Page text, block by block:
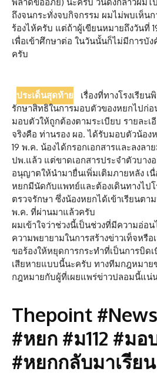
ถึงจนกระทั่งจบกิจกรรม ผมไม่พบเห็น
ร้องไห้ครับ แต่ถ้าผู้เขียนหมายถึงวันที่
เพื่อเข้าศึกษาต่อ ในวันนั้นก็ไม่มีการบั
ครับ
ประเด็นสุดท้าย
เรื่องที่ทางโรงเรีย
รักษาสิทธิในการมอบตัวของหยกไปก่
มอบตัวให้ถูกต้องตามระเบียบ รายละ
จริงคือ ท่านรอง ผอ. ได้รับมอบตัวน้อง
19 พ.ค. น้องได้กรอกเอกสารและลงล
ปพ.แล้ว แต่ขาดเอกสารประจำตัวบางอ
อนุญาตให้นำมายื่นเพิ่มเติมภายหลัง เ
หยกมีนัดกับแพทย์และต้องเดินทางไปโ
ตรวจรักษา ซึ่งน้องหยกได้เข้าเรียนต
พ.ค. ที่ผ่านมาแล้วครับ
ผมเข้าใจว่าช่วงนี้เป็นช่วงที่มีความอ่อน
ความพยายามในการสร้างข่าวเท็จหรื
ขอร้องให้หยุดการกระทำที่เป็นการบิด
เสียหายแบบนี้นะครับ ทางทีมกฎหมาย
กฎหมายกับผู้ที่เผยแพร่ข่าวปลอมนี้แน่
Thepoint
#หยก #ม112 #ม
#หยกกลับมาเรียน